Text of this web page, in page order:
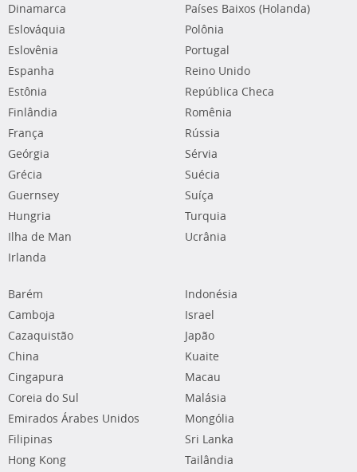
Dinamarca
Eslováquia
Eslovênia
Espanha
Estônia
Finlândia
França
Geórgia
Grécia
Guernsey
Hungria
Ilha de Man
Irlanda
Países Baixos (Holanda)
Polônia
Portugal
Reino Unido
República Checa
Romênia
Rússia
Sérvia
Suécia
Suíça
Turquia
Ucrânia
Barém
Camboja
Cazaquistão
China
Cingapura
Coreia do Sul
Emirados Árabes Unidos
Filipinas
Hong Kong
Indonésia
Israel
Japão
Kuaite
Macau
Malásia
Mongólia
Sri Lanka
Tailândia